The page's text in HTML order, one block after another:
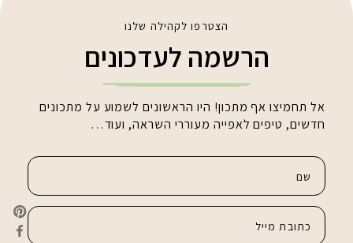
הצטרפו לקהילה שלנו
הרשמה לעדכונים
אל תחמיצו אף מתכון! היו הראשונים לשמוע על מתכונים
חדשים, טיפים לאפייה מעוררי השראה, ועוד…